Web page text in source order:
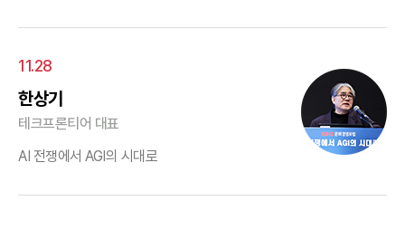
11.28
한상기
테크프론티어 대표
AI 전쟁에서 AGI의 시대로